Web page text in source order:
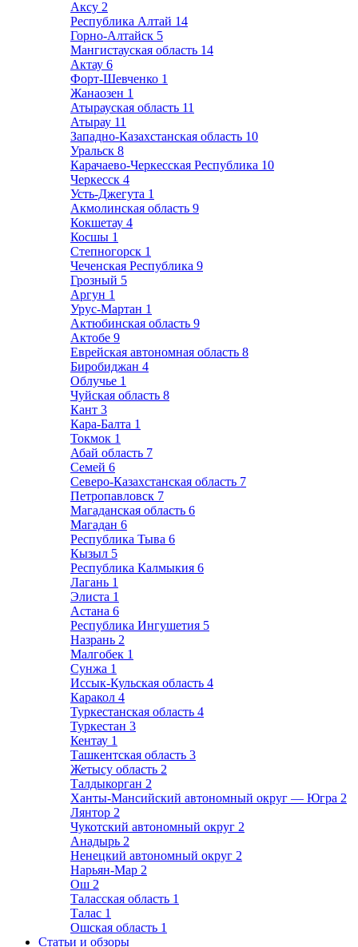
Аксу 2
Республика Алтай 14
Горно-Алтайск 5
Мангистауская область 14
Актау 6
Форт-Шевченко 1
Жанаозен 1
Атырауская область 11
Атырау 11
Западно-Казахстанская область 10
Уральск 8
Карачаево-Черкесская Республика 10
Черкесск 4
Усть-Джегута 1
Акмолинская область 9
Кокшетау 4
Косшы 1
Степногорск 1
Чеченская Республика 9
Грозный 5
Аргун 1
Урус-Мартан 1
Актюбинская область 9
Актобе 9
Еврейская автономная область 8
Биробиджан 4
Облучье 1
Чуйская область 8
Кант 3
Кара-Балта 1
Токмок 1
Абай область 7
Семей 6
Северо-Казахстанская область 7
Петропавловск 7
Магаданская область 6
Магадан 6
Республика Тыва 6
Кызыл 5
Республика Калмыкия 6
Лагань 1
Элиста 1
Астана 6
Республика Ингушетия 5
Назрань 2
Малгобек 1
Сунжа 1
Иссык-Кульская область 4
Каракол 4
Туркестанская область 4
Туркестан 3
Кентау 1
Ташкентская область 3
Жетысу область 2
Талдыкорган 2
Ханты-Мансийский автономный округ — Югра 2
Лянтор 2
Чукотский автономный округ 2
Анадырь 2
Ненецкий автономный округ 2
Нарьян-Мар 2
Ош 2
Таласская область 1
Талас 1
Ошская область 1
Статьи и обзоры